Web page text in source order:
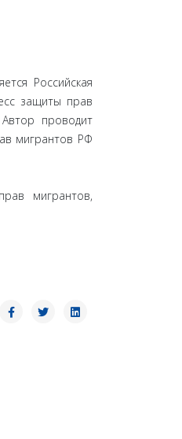
Российская
защиты прав
проводит
мигрантов РФ
мигрантов,